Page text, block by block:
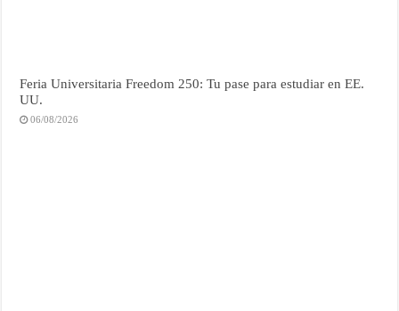
Feria Universitaria Freedom 250: Tu pase para estudiar en EE.
UU.
06/08/2026